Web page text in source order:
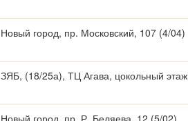
Новый город, пр. Московский, 107 (4/04)
ЗЯБ, (18/25а), ТЦ Агава, цокольный этаж
Новый город, пр. Р. Беляева, 12 (5/02)